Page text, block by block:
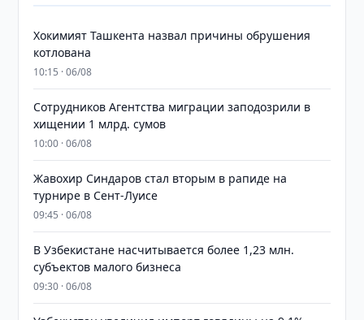
Хокимият Ташкента назвал причины обрушения
котлована
10:15 · 06/08
Сотрудников Агентства миграции заподозрили в
хищении 1 млрд. сумов
10:00 · 06/08
Жавохир Синдаров стал вторым в рапиде на
турнире в Сент-Луисе
09:45 · 06/08
В Узбекистане насчитывается более 1,23 млн.
субъектов малого бизнеса
09:30 · 06/08